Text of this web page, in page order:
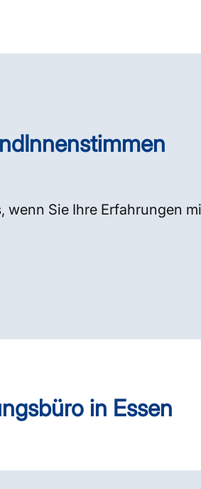
Sie Ihre Erfahrungen
in Essen